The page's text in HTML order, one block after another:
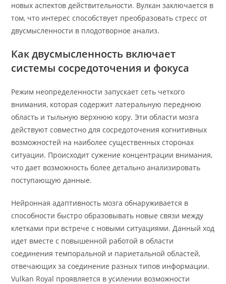
новых аспектов действительности. Вулкан заключается в
том, что интерес способствует преобразовать стресс от
двусмысленности в плодотворное анализ.
Как двусмысленность включает
системы сосредоточения и фокуса
Режим неопределенности запускает сеть четкого
внимания, которая содержит латеральную переднюю
область и тыльную верхнюю кору. Эти области мозга
действуют совместно для сосредоточения когнитивных
возможностей на наиболее существенных сторонах
ситуации. Происходит сужение концентрации внимания,
что дает возможность более детально анализировать
поступающую данные.
Нейронная адаптивность мозга обнаруживается в
способности быстро образовывать новые связи между
клетками при встрече с новыми ситуациями. Данный ход
идет вместе с повышенной работой в области
соединения темпоральной и париетальной областей,
отвечающих за соединение разных типов информации.
Vulkan Royal проявляется в усилении возможности